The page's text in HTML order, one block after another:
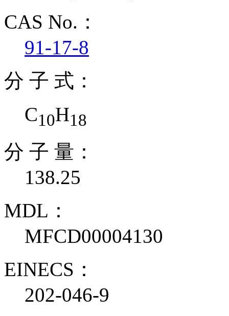
CAS No.：
91-17-8
分 子 式：
C10H18
分 子 量：
138.25
MDL：
MFCD00004130
EINECS：
202-046-9